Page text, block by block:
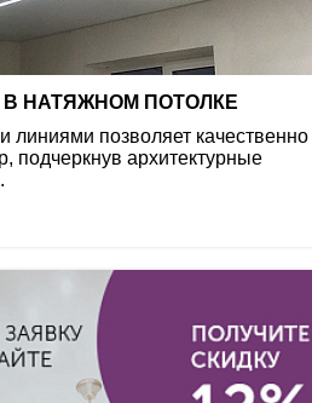
НАТЯЖНОМ ПОТОЛКЕ
линиями позволяет качественно
подчеркнув архитектурные